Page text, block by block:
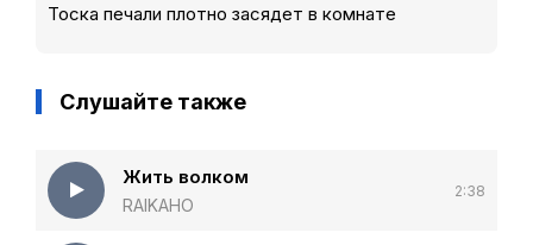
Тоска печали плотно засядет в комнате
Слушайте также
Жить волком
RAIKAHO
2:38